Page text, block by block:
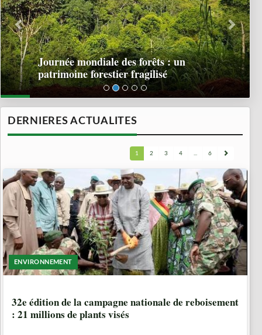
Journée mondiale des forêts : un
patrimoine forestier fragilisé
DERNIERES ACTUALITES
1 2 3 4 ... 6
ENVIRONNEMENT
32e édition de la campagne nationale de reboisement
: 21 millions de plants visés